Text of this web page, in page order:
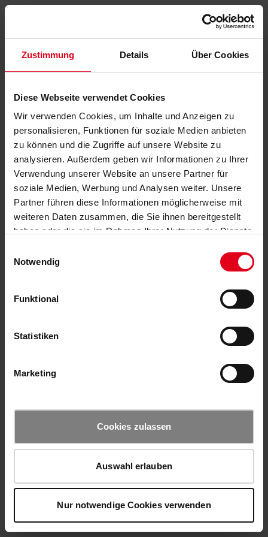
Zustimmung Details Über Cookies
Diese Webseite verwendet Cookies
Wir verwenden Cookies, um Inhalte und Anzeigen zu
personalisieren, Funktionen für soziale Medien anbieten
zu können und die Zugriffe auf unsere Website zu
analysieren. Außerdem geben wir Informationen zu Ihrer
Verwendung unserer Website an unsere Partner für
soziale Medien, Werbung und Analysen weiter. Unsere
Partner führen diese Informationen möglicherweise mit
weiteren Daten zusammen, die Sie ihnen bereitgestellt
haben oder die sie im Rahmen Ihrer Nutzung der Dienste
Notwendig
Funktional
Statistiken
Marketing
Cookies zulassen
Auswahl erlauben
Nur notwendige Cookies verwenden